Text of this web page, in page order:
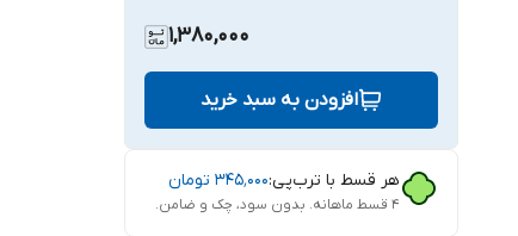
1,380,000
افزودن به سبد خرید
هر قسط با ترب‌پی:۳۴۵٬۰۰۰ تومان
۴ قسط ماهانه. بدون سود، چک و ضامن.